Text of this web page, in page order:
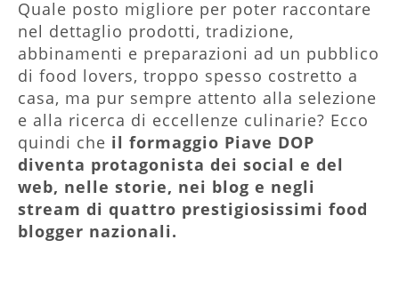
Quale posto migliore per poter raccontare
nel dettaglio prodotti, tradizione,
abbinamenti e preparazioni ad un pubblico
di food lovers, troppo spesso costretto a
casa, ma pur sempre attento alla selezione
e alla ricerca di eccellenze culinarie? Ecco
quindi che il formaggio Piave DOP
diventa protagonista dei social e del
web, nelle storie, nei blog e negli
stream di quattro prestigiosissimi food
blogger nazionali.